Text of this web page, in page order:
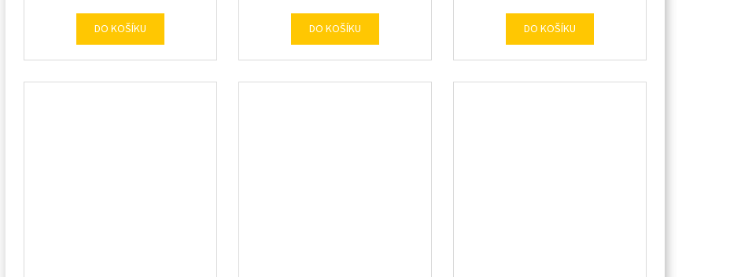
DO KOŠÍKU DO KOŠÍKU DO KOŠÍKU